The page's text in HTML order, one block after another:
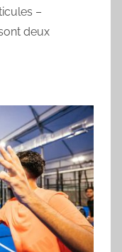
–
deux